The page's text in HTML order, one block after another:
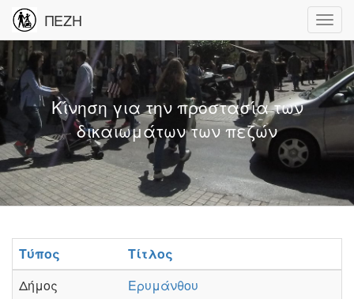
ΠΕΖΗ
Κίνηση για την προστασία των
δικαιωμάτων των πεζών
Τύπος
Τίτλος
Δήμος
Ερυμάνθου